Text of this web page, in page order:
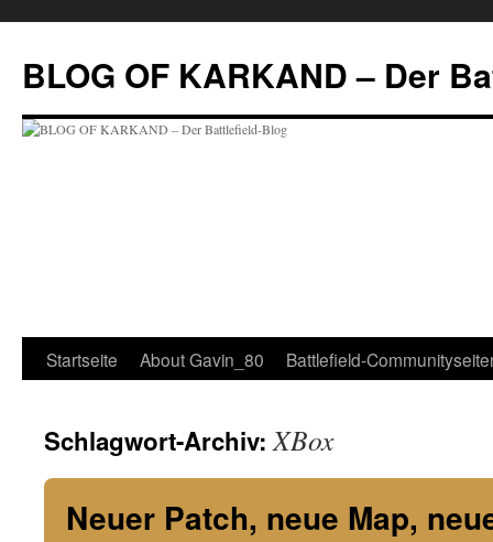
springen
BLOG OF KARKAND – Der
Startseite About Gavin_80 Battlefield-
Schlagwort-Archiv:XBox
Neuer Patch, neue Map,